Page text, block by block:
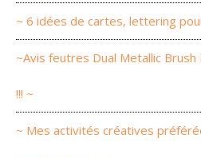
~ 6 idées de cartes, lettering
~Avis feutres Dual Metallic
!!! ~
~ Mes activités créatives